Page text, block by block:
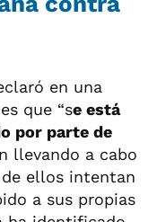
en una
que “se está
por parte de
llevando a cabo
ellos intentan
a sus propias